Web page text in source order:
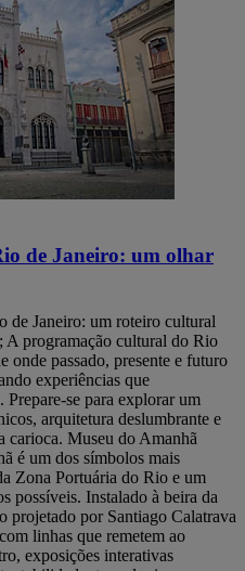
de Janeiro: um olhar
&nbsp; Baile Charme em Madureira &nbsp; O Baile Charme de Madureira é um daqueles eventos que traduzem a alma carioca com autenticidade. Criado por moradores da região, ele se tornou um dos mais antigos e respeitados do Rio, reunindo gerações em torno de passos sincronizados, clássicos do soul e muito carisma. A energia do lugar contagia desde os primeiros minutos e faz qualquer visitante entender por que o charme é tão importante para a identidade cultural do bairro. Realizado principalmente no viaduto de Madureira, o baile transforma o espaço público em pista de dança e celebra a força das comunidades suburbanas. Ali, música, movimento e convivência se misturam em um clima acolhedor, mostrando um Rio que vibra muito além dos cartões-postais. &nbsp; Mureta da Urca &nbsp; A Mureta da Urca é um daqueles lugares que fazem o tempo desacelerar. À beira da Baía de Guanabara, com o Pão de Açúcar emoldurando a paisagem, o cenário reúne cores suaves do entardecer, barcos passando lentamente e um clima descontraído que transforma qualquer final de tarde em um ritual carioca. É ali, sentados na mureta com um petisco simples ou uma bebida gelada, que muitos descobrem um dos encontros mais autênticos da cidade. Conhecida como o ponto onde a juventude se encontra na zona sul carioca, a Mureta vibra com conversas leves, risadas e a alegria típica do bairro. Entre mergulhos rápidos nos dias quentes e observação tranquila do movimento dos barcos, o espaço se torna um palco informal da vida carioca. É o tipo de experiência que não aparece nos roteiros tradicionais, mas que revela com precisão o encanto do Rio vivido por quem realmente conhece a cidade. &nbsp; Confeitaria Alemã Kurt &nbsp; A Confeitaria Alemã Kurt é um refúgio doce no coração do Leblon, onde tradições europeias ganham um toque carioca irresistível. Fundada por imigrantes alemães na década de 1940, a casa preserva receitas clássicas que atravessam gerações, como tortas impecáveis, biscoitos amanteigados e apfelstrudel servido ainda quentinho. O atendimento acolhedor e o aroma de baunilha que toma conta do salão criam um ambiente que convida a desacelerar e aproveitar cada detalhe. Além das delícias, a confeitaria guarda um charme histórico que encanta quem passa por ali. As vitrines coloridas revelam o cuidado artesanal da produção e mostram por que o lugar se tornou um dos favoritos de moradores e visitantes. Sentar-se para um café acompanhado de uma fatia generosa de bolo é uma forma de vivenciar um Rio mais tranquilo e elegante, onde tradição e sabor caminham juntos. &nbsp; Sabores e tradições que contam histórias &nbsp; A cena cultural do Rio também se revela nos sabores, nas tradições e nos encontros que dão vida à cidade, mostrando como a gastronomia e as manifestações populares contam histórias tão fortes quanto seus monumentos. Prepare-se para descobrir lugares onde a identidade carioca se expressa em festas, aromas, ritmos e celebrações que tornam cada experiência ainda mais especial. &nbsp; Feira de São Cristóvão &nbsp; A Feira de São Cristóvão é um mergulho vibrante na cultura nordestina sem sair do Rio, reunindo sabores, música e tradições que fazem o visitante esquecer que está na capital fluminense. Entre barracas de comida típica, como carne de sol com macaxeira, tapiocas fumegantes e doces caseiros, o espaço pulsa ao som de forró, xote e baião que embalam apresentações ao vivo ao longo do dia. Caminhar pelos corredores é descobrir artesanato, cordéis, temperos e produtos regionais que revelam a força da herança nordestina na cidade, transformando cada visita em uma celebração calorosa e cheia de histórias. &nbsp; Café Lamas e Confeitaria Colombo &nbsp; O Café Lamas e a Confeitaria Colombo são dois ícones gastronômicos que revelam como história e tradição se encontram à mesa no Rio. No Lamas, um dos restaurantes mais antigos da cidade, o clima boêmio e os pratos clássicos fazem cada visita parecer uma viagem no tempo. Já a Colombo encanta com seus salões de época, vitrais imponentes e doces que preservam receitas centenárias, criando uma experiência que mistura elegância, memória afetiva e o sabor autêntico da cidade. Juntos, esses dois espaços celebram a identidade carioca por meio da boa comida e de ambientes que preservam a alma do Rio. &nbsp; Roda de samba da Pedra do Sal &nbsp; A roda de samba da Pedra do Sal é um dos encontros mais autênticos da cidade e um verdadeiro berço da música popular brasileira. Localizada na região portuária, a poucos passos do metrô e do VLT, a área ganha vida ao cair da tarde, quando moradores, músicos e visitantes se reúnem nos degraus de pedra para celebrar o samba em sua forma mais espontânea. Entre rodas animadas, batuques contagiantes e histórias que atravessam gerações, o espaço preserva a essência afro-brasileira do Rio e oferece uma experiência intensa, marcada pela convivialidade e pela força cultural que ecoa em cada canto. &nbsp; Festival de Cinema do Rio &nbsp; O Festival de Cinema do Rio é um dos eventos audiovisuais mais importantes do país e transforma a cidade em um grande palco de histórias, debates e desc